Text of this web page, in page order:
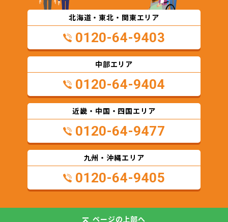
北海道・東北・関東エリア
0120-64-9403
中部エリア
0120-64-9404
近畿・中国・四国エリア
0120-64-9477
九州・沖縄エリア
0120-64-9405
ページの上部へ